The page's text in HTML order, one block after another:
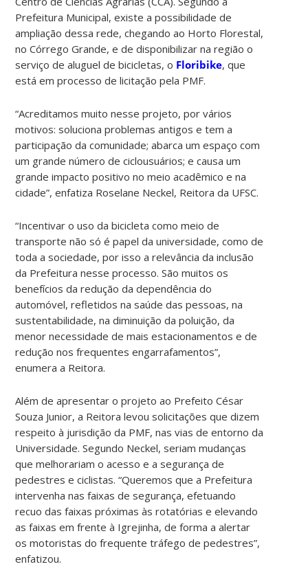
Prefeitura Municipal, existe a possibilidade de
ampliação dessa rede, chegando ao Horto Florestal,
no Córrego Grande, e de disponibilizar na região o
serviço de aluguel de bicicletas, o Floribike, que
está em processo de licitação pela PMF.
“Acreditamos muito nesse projeto, por vários
motivos: soluciona problemas antigos e tem a
participação da comunidade; abarca um espaço com
um grande número de ciclousuários; e causa um
grande impacto positivo no meio acadêmico e na
cidade”, enfatiza Roselane Neckel, Reitora da UFSC.
“Incentivar o uso da bicicleta como meio de
transporte não só é papel da universidade, como de
toda a sociedade, por isso a relevância da inclusão
da Prefeitura nesse processo. São muitos os
benefícios da redução da dependência do
automóvel, refletidos na saúde das pessoas, na
sustentabilidade, na diminuição da poluição, da
menor necessidade de mais estacionamentos e de
redução nos frequentes engarrafamentos”,
enumera a Reitora.
Além de apresentar o projeto ao Prefeito César
Souza Junior, a Reitora levou solicitações que dizem
respeito à jurisdição da PMF, nas vias de entorno da
Universidade. Segundo Neckel, seriam mudanças
que melhorariam o acesso e a segurança de
pedestres e ciclistas. “Queremos que a Prefeitura
intervenha nas faixas de segurança, efetuando
recuo das faixas próximas às rotatórias e elevando
as faixas em frente à Igrejinha, de forma a alertar
os motoristas do frequente tráfego de pedestres”,
enfatizou.